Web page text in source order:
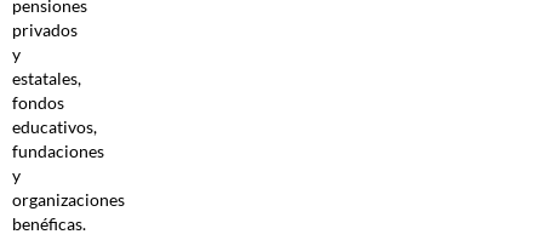
pensiones
privados
y
estatales,
fondos
educativos,
fundaciones
y
organizaciones
benéficas.